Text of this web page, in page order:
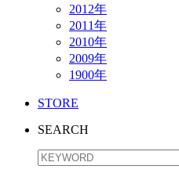
2012年
2011年
2010年
2009年
1900年
STORE
SEARCH